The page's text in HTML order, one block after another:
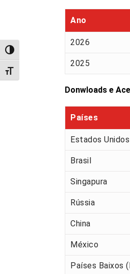
Alternar alto contraste
Alternar tamanho da fonte
Ano
2026
2025
Donwloads e
Países
Estados Unidos
Brasil
Singapura
Rússia
China
México
Países Baixos